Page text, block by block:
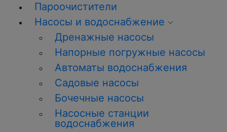
Пароочистители
Насосы и водоснабжение
Дренажные насосы
Напорные погружные насосы
Автоматы водоснабжения
Садовые насосы
Бочечные насосы
Насосные станции
водоснабжения